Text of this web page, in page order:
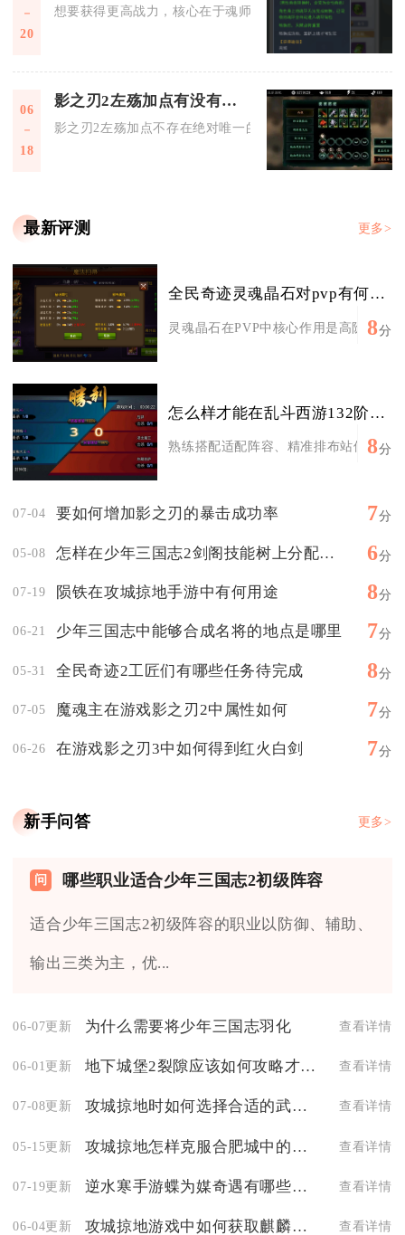
20
想要获得更高战力，核心在于魂师养成、魂环魂骨搭配、阵
06
18
影之刃2左殇加点有没有最优解
影之刃2左殇加点不存在绝对唯一的最优解，只有适配流派
最新评测 更多>
全民奇迹灵魂晶石对pvp有何帮助
灵魂晶石在PVP中核心作用是高阶强化
8分
怎么样才能在乱斗西游132阶取得胜利
熟练搭配适配阵容、精准排布站位、配
8分
07-04 要如何增加影之刃的暴击成功率 7分
05-08 怎样在少年三国志2剑阁技能树上分配技能点 6分
07-19 陨铁在攻城掠地手游中有何用途 8分
06-21 少年三国志中能够合成名将的地点是哪里 7分
05-31 全民奇迹2工匠们有哪些任务待完成 8分
07-05 魔魂主在游戏影之刃2中属性如何 7分
06-26 在游戏影之刃3中如何得到红火白剑 7分
新手问答 更多>
哪些职业适合少年三国志2初级阵容
适合少年三国志2初级阵容的职业以防御、辅助、
输出三类为主，优...
06-07更新 为什么需要将少年三国志羽化 查看详情
06-01更新 地下城堡2裂隙应该如何攻略才能获得更多利益 查看详情
07-08更新 攻城掠地时如何选择合适的武器和装备 查看详情
05-15更新 攻城掠地怎样克服合肥城中的李典抵抗 查看详情
07-19更新 逆水寒手游蝶为媒奇遇有哪些隐藏关卡 查看详情
06-04更新 攻城掠地游戏中如何获取麒麟奖励 查看详情